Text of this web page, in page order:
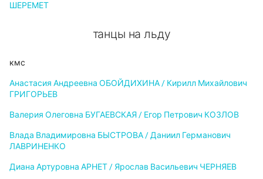
ШЕРЕМЕТ
танцы на льду
кмс
Анастасия Андреевна ОБОЙДИХИНА / Кирилл Михайлович
ГРИГОРЬЕВ
Валерия Олеговна БУГАЕВСКАЯ / Егор Петрович КОЗЛОВ
Влада Владимировна БЫСТРОВА / Даниил Германович
ЛАВРИНЕНКО
Диана Артуровна АРНЕТ / Ярослав Васильевич ЧЕРНЯЕВ